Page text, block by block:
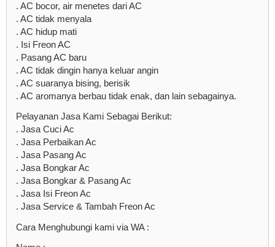
. AC bocor, air menetes dari AC
. AC tidak menyala
. AC hidup mati
. Isi Freon AC
. Pasang AC baru
. AC tidak dingin hanya keluar angin
. AC suaranya bising, berisik
. AC aromanya berbau tidak enak, dan lain sebagainya.
Pelayanan Jasa Kami Sebagai Berikut:
. Jasa Cuci Ac
. Jasa Perbaikan Ac
. Jasa Pasang Ac
. Jasa Bongkar Ac
. Jasa Bongkar & Pasang Ac
. Jasa Isi Freon Ac
. Jasa Service & Tambah Freon Ac
Cara Menghubungi kami via WA :